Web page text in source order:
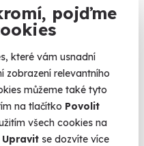
pojďme
které vám usnadní
zobrazení relevantního
můžeme také tyto
na tlačítko Povolit
všech cookies na
Upravit se dozvíte více
8.8
menu
smysly.